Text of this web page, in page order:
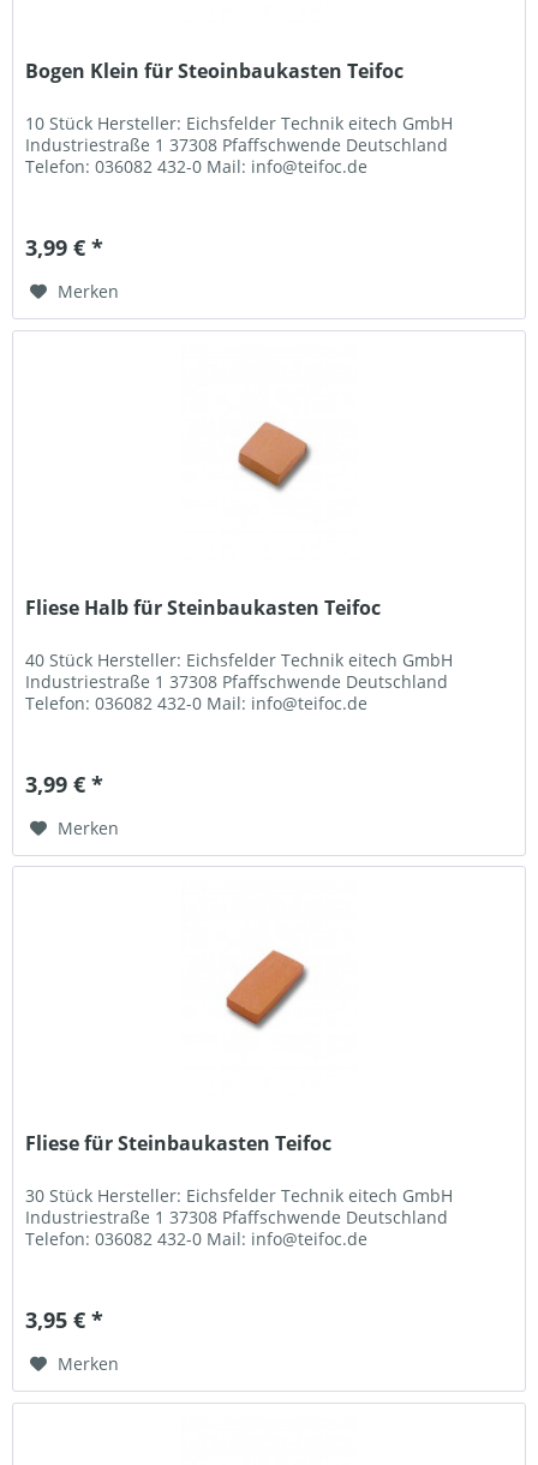
Bogen Klein für Steoinbaukasten Teifoc
10 Stück Hersteller: Eichsfelder Technik eitech GmbH
Industriestraße 1 37308 Pfaffschwende Deutschland
Telefon: 036082 432-0 Mail: info@teifoc.de
3,99 € *
Merken
Fliese Halb für Steinbaukasten Teifoc
40 Stück Hersteller: Eichsfelder Technik eitech GmbH
Industriestraße 1 37308 Pfaffschwende Deutschland
Telefon: 036082 432-0 Mail: info@teifoc.de
3,99 € *
Merken
Fliese für Steinbaukasten Teifoc
30 Stück Hersteller: Eichsfelder Technik eitech GmbH
Industriestraße 1 37308 Pfaffschwende Deutschland
Telefon: 036082 432-0 Mail: info@teifoc.de
3,95 € *
Merken